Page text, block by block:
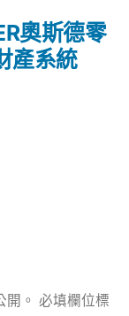
奧斯德零
產系統
。 必填欄位標